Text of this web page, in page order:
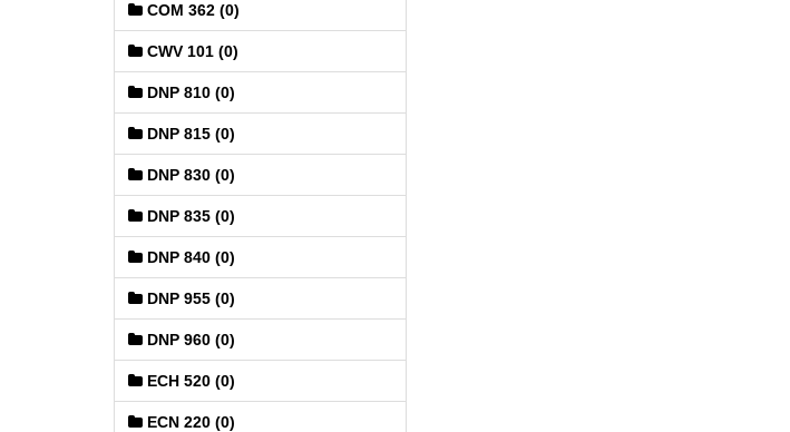
COM 362 (0)
CWV 101 (0)
DNP 810 (0)
DNP 815 (0)
DNP 830 (0)
DNP 835 (0)
DNP 840 (0)
DNP 955 (0)
DNP 960 (0)
ECH 520 (0)
ECN 220 (0)